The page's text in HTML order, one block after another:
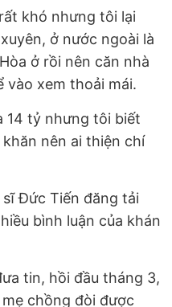
khó nhưng tôi lại
ở nước ngoài là
ở rồi nên căn nhà
vào xem thoải mái.
14 tỷ nhưng tôi biết
nên ai thiện chí
Đức Tiến đăng tải
bình luận của khán
tin, hồi đầu tháng 3,
chồng đòi được